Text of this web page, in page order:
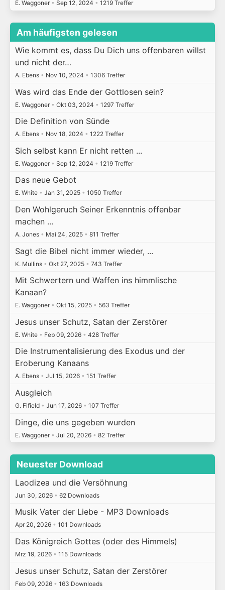
E. Waggoner • Sep 12, 2024 • 1219 Treffer
Am häufigsten gelesen
Wie kommt es, dass Du Dich uns offenbaren willst
und nicht der…
A. Ebens • Nov 10, 2024 • 1306 Treffer
Was wird das Ende der Gottlosen sein?
E. Waggoner • Okt 03, 2024 • 1297 Treffer
Die Definition von Sünde
A. Ebens • Nov 18, 2024 • 1222 Treffer
Sich selbst kann Er nicht retten ...
E. Waggoner • Sep 12, 2024 • 1219 Treffer
Das neue Gebot
E. White • Jan 31, 2025 • 1050 Treffer
Den Wohlgeruch Seiner Erkenntnis offenbar
machen ...
A. Jones • Mai 24, 2025 • 811 Treffer
Sagt die Bibel nicht immer wieder, ...
K. Mullins • Okt 27, 2025 • 743 Treffer
Mit Schwertern und Waffen ins himmlische
Kanaan?
E. Waggoner • Okt 15, 2025 • 563 Treffer
Jesus unser Schutz, Satan der Zerstörer
E. White • Feb 09, 2026 • 428 Treffer
Die Instrumentalisierung des Exodus und der
Eroberung Kanaans
A. Ebens • Jul 15, 2026 • 151 Treffer
Ausgleich
G. Fifield • Jun 17, 2026 • 107 Treffer
Dinge, die uns gegeben wurden
E. Waggoner • Jul 20, 2026 • 82 Treffer
Neuester Download
Laodizea und die Versöhnung
Jun 30, 2026 • 62 Downloads
Musik Vater der Liebe - MP3 Downloads
Apr 20, 2026 • 101 Downloads
Das Königreich Gottes (oder des Himmels)
Mrz 19, 2026 • 115 Downloads
Jesus unser Schutz, Satan der Zerstörer
Feb 09, 2026 • 163 Downloads